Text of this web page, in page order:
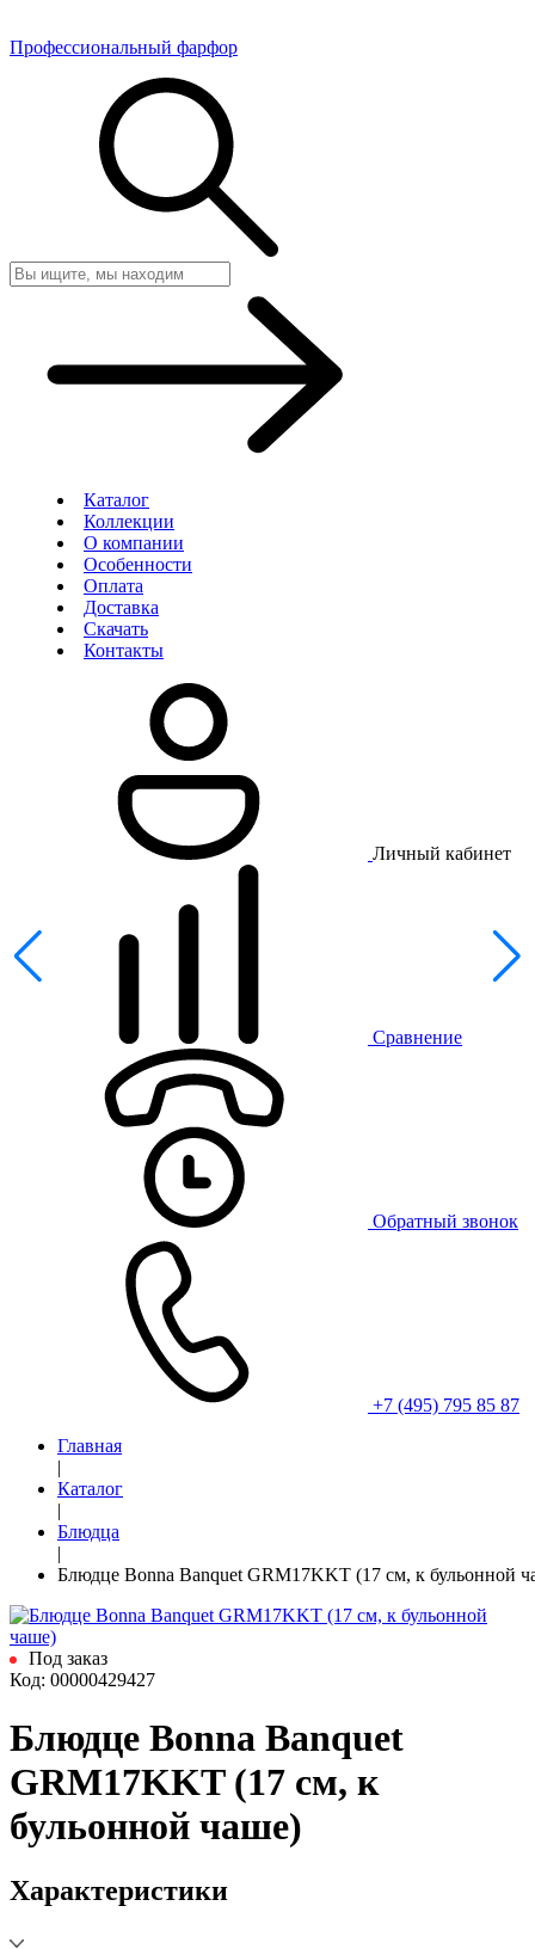
Профессиональный фарфор
Каталог
Коллекции
О компании
Особенности
Оплата
Доставка
Скачать
Контакты
Личный кабинет
Сравнение
Обратный звонок
+7 (495) 795 85 87
Главная
|
Каталог
|
Блюдца
|
Блюдце Bonna Banquet GRM17KKT (17 см, к бульонной
Под заказ
Код: 00000429427
Блюдце Bonna Banquet
GRM17KKT (17 см, к
бульонной чаше)
Характеристики